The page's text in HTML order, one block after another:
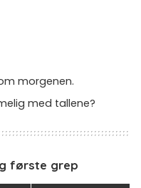
morgenen.
med tallene?
første grep